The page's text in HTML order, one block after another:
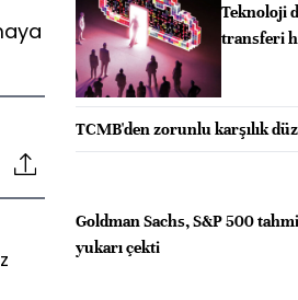
Teknoloji
transferi
TCMB'den zorunlu karşılık
Goldman Sachs, S&P 500
yukarı çekti